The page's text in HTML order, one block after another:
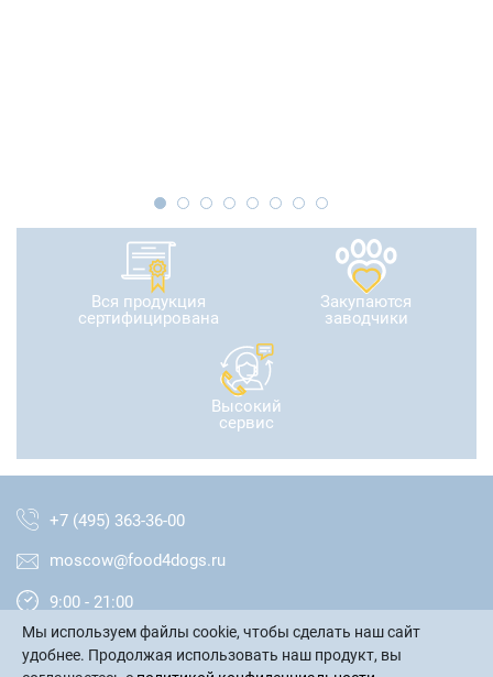
Вся продукция
сертифицирована
Закупаются
заводчики
Высокий
сервис
+7 (495) 363-36-00
moscow@food4dogs.ru
9:00 - 21:00
Москва и МО
Мы используем файлы cookie, чтобы сделать наш сайт
удобнее. Продолжая использовать наш продукт, вы